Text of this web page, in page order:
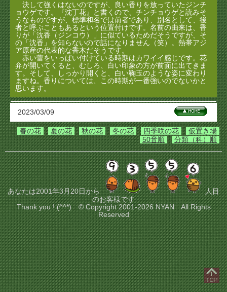
決して強くはないのですが、良い香りを放っていたジンチ
ョウゲです。『沈丁花』と書くので、チンチョウゲと読みそ
うなものですが、標準和名では前者であり、別名として、後
者と呼ぶこともあるという位置付けです。名前の由来は、香
りが「沈香（ジンコウ）」に似ているためだそうですが、そ
の「沈香」を知らないので話になりません（笑）。熱帯アジ
ア原産の代表的な香木だそうです。
赤い蕾をいっぱい付けている時期はカワイイ感じです。花
弁が開いてくると、むしろ、白い印象の方が前面に出てきま
す。そして、しっかり開くと、白い鞠玉のような姿に変わり
ますね。香りについては、この時期が一番強いのでないかと
思います。
2023/03/09
仮置き場
四季咲の花
冬の花
秋の花
夏の花
春の花
分類（科）順
50音順
あなたは2001年3月20日から
人目
のお客様です
Thank you ! (^^*) © Copyright 2001-2026 NYAN All Rights
Reserved